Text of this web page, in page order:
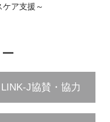
ケア支援～
LINK-J協賛・協力